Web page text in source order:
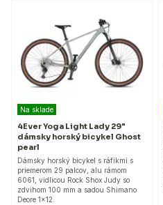
Na sklade
4Ever Yoga Light Lady 29"
dámsky horský bicykel Ghost
pearl
Dámsky horský bicykel s ráfikmi s
priemerom 29 palcov, alu rámom
6061, vidlicou Rock Shox Judy so
zdvihom 100 mm a sadou Shimano
Deore 1x12.